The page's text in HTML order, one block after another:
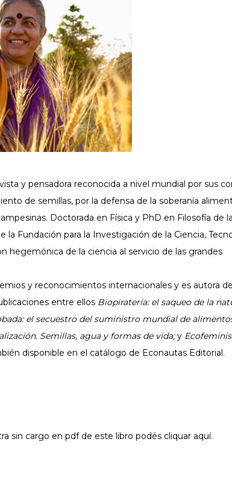
y pensadora reconocida a nivel mundial por sus
de semillas, por la defensa de la soberanía
Doctorada en Física y PhD en Filosofía de
la Fundación para la Investigación de la Ciencia,
hegemónica de la ciencia al servicio de las grandes
y reconocimientos internacionales y es autora
entre ellos Biopiratería: el saqueo de la
el secuestro del suministro mundial de
Semillas, agua y formas de vida;y
disponible en el catálogo de Econautas Editorial.
sin cargo en pdf de este libro podés cliquar aquí.